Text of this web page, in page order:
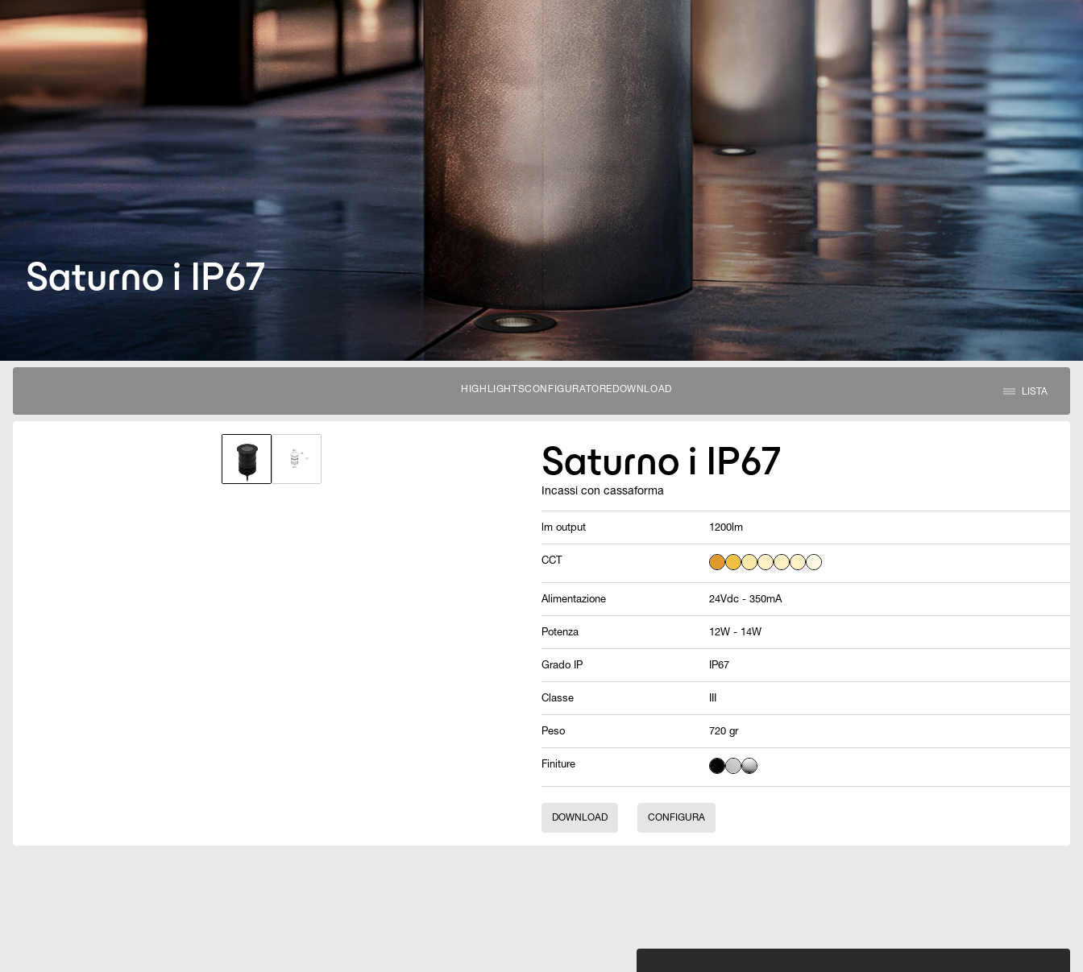
Saturno i IP67
HIGHLIGHTSCONFIGURATORE DOWNLOAD LISTA
Saturno i IP67
Incassi con cassaforma
lm output 1200lm
CCT
Alimentazione 24Vdc - 350mA
Potenza 12W - 14W
Grado IP IP67
Classe
Peso 720 gr
Finiture
DOWNLOAD CONFIGURA